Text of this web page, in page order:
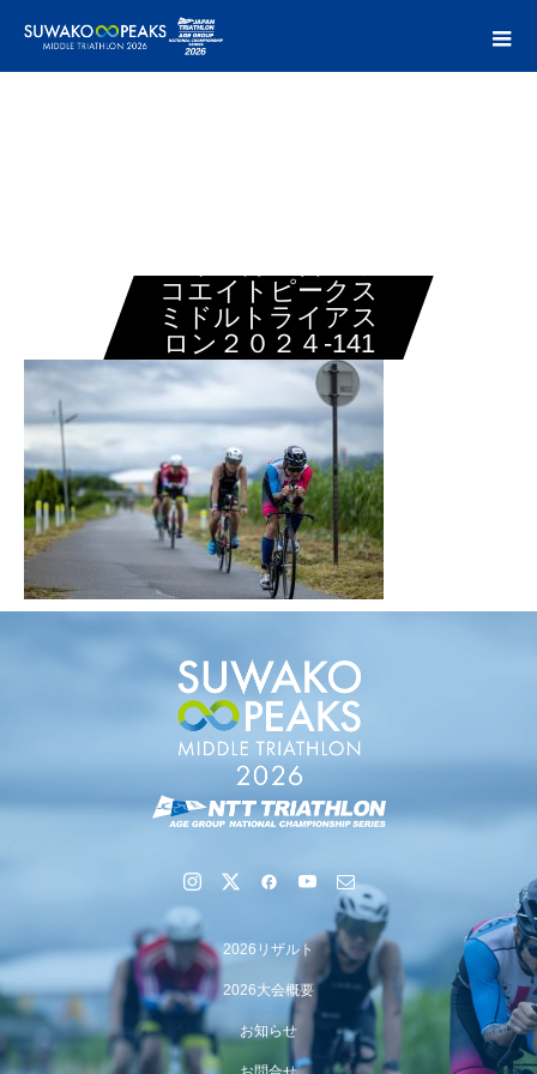
コエイトピークス
ミドルトライアス
ロン２０２４-141
(1)
2026リザルト
2026大会概要
お知らせ